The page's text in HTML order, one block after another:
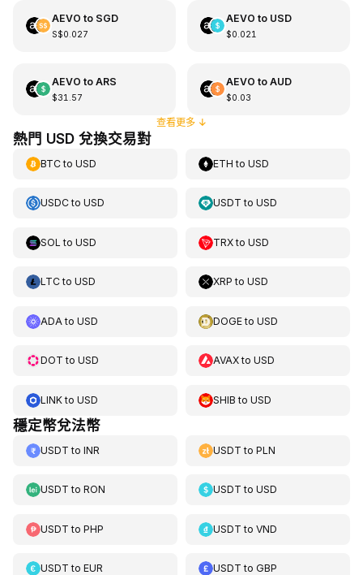
AEVO to SGD
S$0.027
AEVO to USD
$0.021
AEVO to ARS
$31.57
AEVO to AUD
$0.03
查看更多↓
熱門 USD 兌換交易對
BTCto USD ETH toUSD
USDCto USD USDT toUSD
SOL to USD TRXtoUSD
LTCto USD XRP toUSD
ADA to USD DOGEtoUSD
DOT to USD AVAXtoUSD
LINKto USD SHIB toUSD
穩定幣兌法幣
USDT to INR USDT toPLN
USDT to RON USDT toUSD
USDT to PHP USDT toVND
USDT to EUR USDT toGBP